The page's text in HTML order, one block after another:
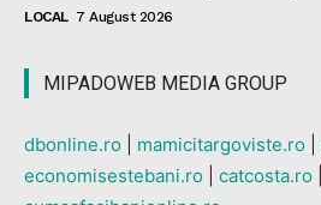
LOCAL 7 August 2026
MIPADOWEB MEDIA GROUP
dbonline.ro mamicitargoviste.ro
economisestebani.ro
catcosta.ro